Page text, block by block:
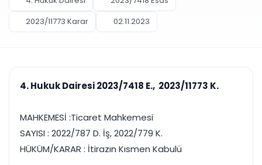
PLANLAMA & TAKİP
Pano ve Takip
Duruşma ve görev
takvimi
Bildirim
takibi
Tek panelde uçtan uca yönetim
2023/11773 Karar
02.11.2023
4. Hukuk Dairesi 2023/7418 E., 2023/11773 K.
MAHKEMESİ :Ticaret Mahkemesi
SAYISI : 2022/787 D. İş, 2022/779 K.
HÜKÜM/KARAR : İtirazın Kısmen Kabulü